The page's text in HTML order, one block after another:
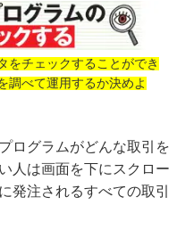
をチェックすることができ
調べて運用するか決めよ
ログラムがどんな取引を
人は画面を下にスクロー
発注されるすべての取引